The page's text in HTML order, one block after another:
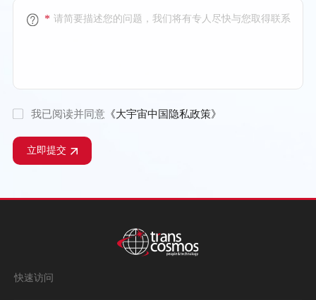
*
我已阅读并同意 《大宇宙中国隐私政策》
立即提交
快速访问